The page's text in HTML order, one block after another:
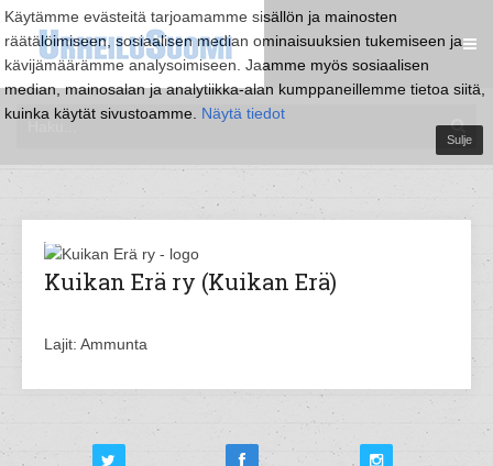
Käytämme evästeitä tarjoamamme sisällön ja mainosten
räätälöimiseen, sosiaalisen median ominaisuuksien tukemiseen ja
kävijämäärämme analysoimiseen. Jaamme myös sosiaalisen
median, mainosalan ja analytiikka-alan kumppaneillemme tietoa siitä,
kuinka käytät sivustoamme. Näytä tiedot
Sulje
Kuikan Erä ry (Kuikan Erä)
Lajit: Ammunta